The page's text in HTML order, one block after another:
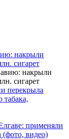
накрыли
сигарет
перекрыла
табака,
применяли
(фото, видео)